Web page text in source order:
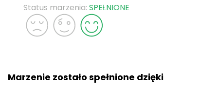
Status marzenia: SPEŁNIONE
Marzenie zostało spełnione dzięki